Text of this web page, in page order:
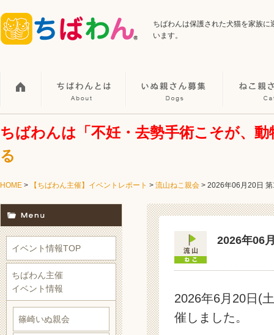
ちばわんは保護された犬猫を家族
います。
ちばわんは「不妊・去勢手術こそが、
る
HOME > 【ちばわん主催】イベントレポート > 流山ねこ親会 > 2026年06月20日
2026年06
2026年6月20日(
催しました。
イベント情報TOP
ちばわん主催
イベント情報
篠崎いぬ親会